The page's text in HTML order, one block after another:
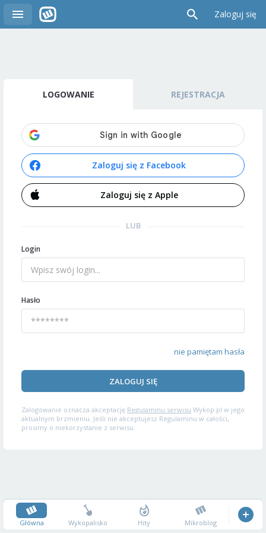
Zaloguj się
LOGOWANIE REJESTRACJA
Zaloguj się z Facebook
Zaloguj się z Apple
LUB
Login
Hasło
nie pamiętam hasła
ZALOGUJ SIĘ
Zalogowanie oznacza akceptację Regulaminu serwisu Wykop.pl w jego
aktualnym brzmieniu. Jeśli nie akceptujesz Regulaminu w całości,
prosimy o niekorzystanie z serwisu.
Główna Wykopalisko Hity Mikroblog